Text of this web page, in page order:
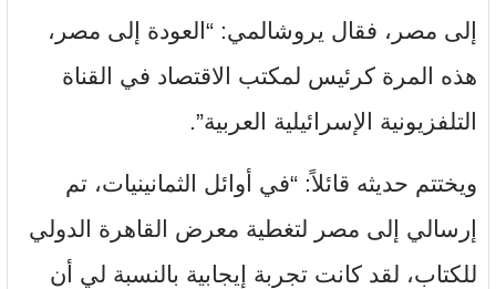
إلى مصر، فقال يروشالمي: “العودة إلى مصر،
هذه المرة كرئيس لمكتب الاقتصاد في القناة
التلفزيونية الإسرائيلية العربية”.
ويختتم حديثه قائلاً: “في أوائل الثمانينيات، تم
إرسالي إلى مصر لتغطية معرض القاهرة الدولي
للكتاب، لقد كانت تجربة إيجابية بالنسبة لي أن